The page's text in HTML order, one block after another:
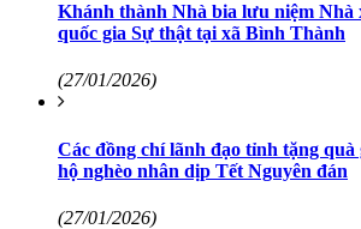
Khánh thành Nhà bia lưu niệm
quốc gia Sự thật tại xã Bình Thành
(27/01/2026)
Các đồng chí lãnh đạo tỉnh tặng quà
hộ nghèo nhân dịp Tết Nguyên đán
(27/01/2026)